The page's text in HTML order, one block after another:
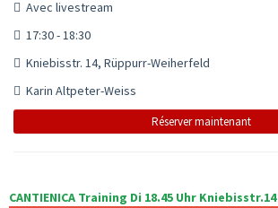
Avec livestream
17:30 - 18:30
Kniebisstr. 14, Rüppurr-Weiherfeld
Karin Altpeter-Weiss
Réserver maintenant
CANTIENICA Training Di 18.45 Uhr Kniebisstr.14